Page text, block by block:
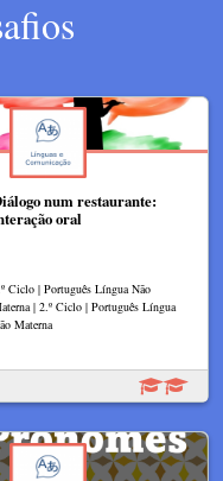
num restaurante:
oral
Ciclo | Português Língua Não
| 2.º Ciclo | Português Língua
Materna